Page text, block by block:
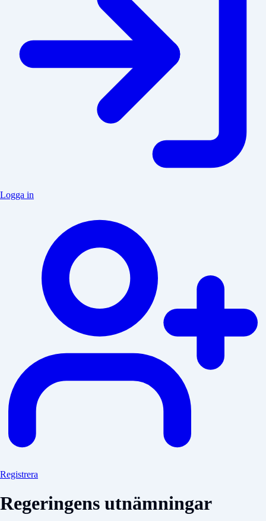
Logga in
Registrera
Regeringens utnämningar